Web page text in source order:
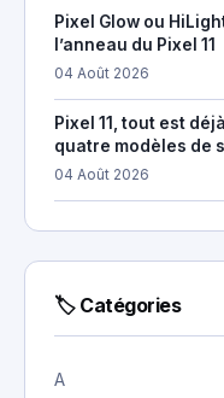
Pixel Glow ou
l’anneau du Pixel 11
04 Août 2026
Pixel 11, tout est
quatre modèles de
04 Août 2026
🏷 Catégories
A